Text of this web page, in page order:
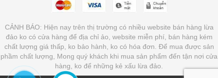
CẢNH BÁO: Hiện nay trên thị trường có nhiều website bán hàng lừa
đảo ko có cửa hàng để địa chỉ ảo, website miễn phí, bán hàng kém
chất lượng giá thấp, ko bảo hành, ko có hóa đơn. Để mua được sản
phầm chất lượng, Mong quý khách khi mua sản phẩm đến tận nơi cửa
hàng, ko để những kẻ xấu lừa đảo.